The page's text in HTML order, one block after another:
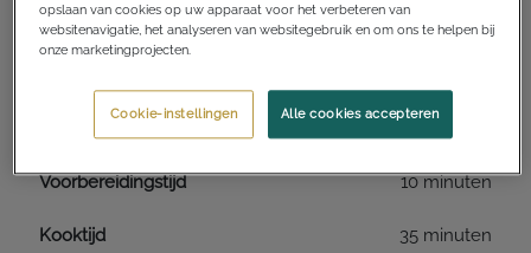
Toevoegen aan receptenverzameling
Voorbereidingstijd 10 minuten
Kooktijd 35 minuten
opslaan van cookies op uw apparaat voor het verbeteren van
websitenavigatie, het analyseren van websitegebruik en om ons te helpen bij
onze marketingprojecten.
Alle cookies accepteren
Cookie-instellingen